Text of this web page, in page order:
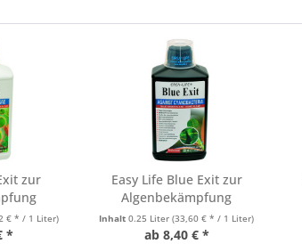
zur
€ * / 1 Liter)
*
Easy Life Blue Exit zur
Algenbekämpfung
Inhalt0.25 Liter(33,60 € * / 1 Liter)
ab 8,40 € *